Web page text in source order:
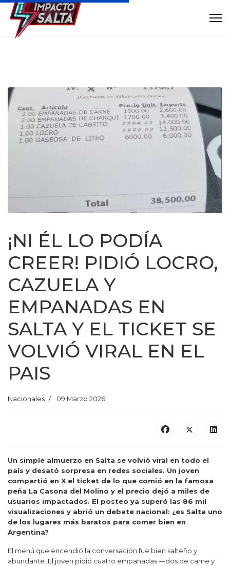
¡NI ÉL LO PODÍA
CREER! PIDIÓ LOCRO,
CAZUELA Y
EMPANADAS EN
SALTA Y EL TICKET SE
VOLVIÓ VIRAL EN EL
PAIS
Nacionales 09 Marzo 2026
Un simple almuerzo en Salta se volvió viral en todo el
país y desató sorpresa en redes sociales. Un joven
compartió en X el ticket de lo que comió en la famosa
peña La Casona del Molino y el precio dejó a miles de
usuarios impactados. El posteo ya superó las 86 mil
visualizaciones y abrió un debate nacional: ¿es Salta uno
de los lugares más baratos para comer bien en
Argentina?
El menú que encendió la conversación fue bien salteño y
abundante. El joven pidió cuatro empanadas —dos de carne y